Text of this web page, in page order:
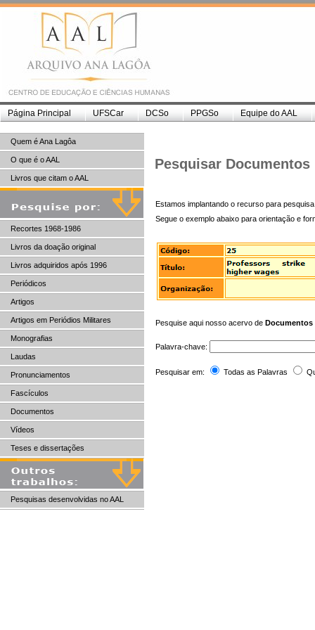
Página Principal UFSCar DCSo PPGSo Equipe do AAL
Quem é Ana Lagôa
O que é o AAL
Livros que citam o AAL
Recortes 1968-1986
Livros da doação original
Livros adquiridos após 1996
Periódicos
Artigos
Artigos em Periódios Militares
Monografias
Laudas
Pronunciamentos
Fascículos
Documentos
Vídeos
Teses e dissertações
Pesquisas desenvolvidas no AAL
Pesquisar Documentos
Estamos implantando o recurso para
Segue o exemplo abaixo para orientação e
Pesquise aqui nosso acervo deDocumentos
Palavra-chave:
Pesquisar em: Todas as Palavras